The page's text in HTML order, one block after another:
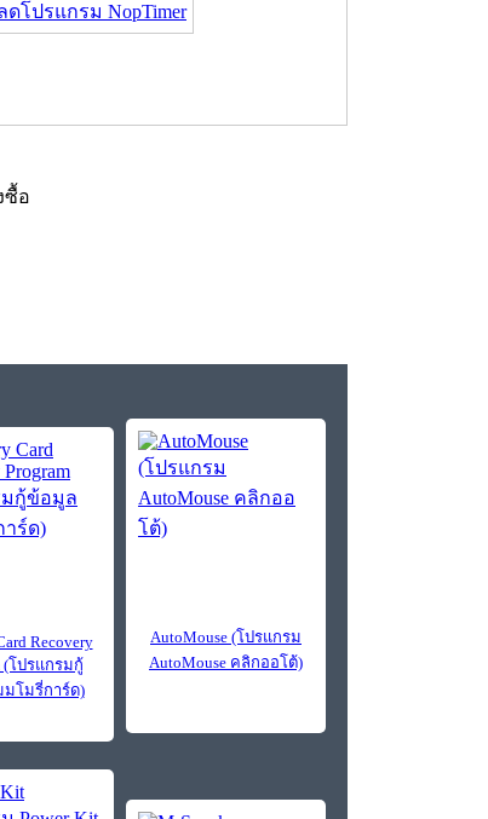
โปรแกรม NopTimer
ซื้อ
Recovery
(โปรแกรมกู้
มโมรี่การ์ด)
AutoMouse (โปรแกรม
AutoMouse คลิกออโต้)